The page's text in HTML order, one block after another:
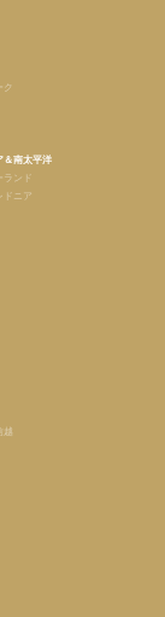
ク
＆南太平洋
ランド
ドニア
越